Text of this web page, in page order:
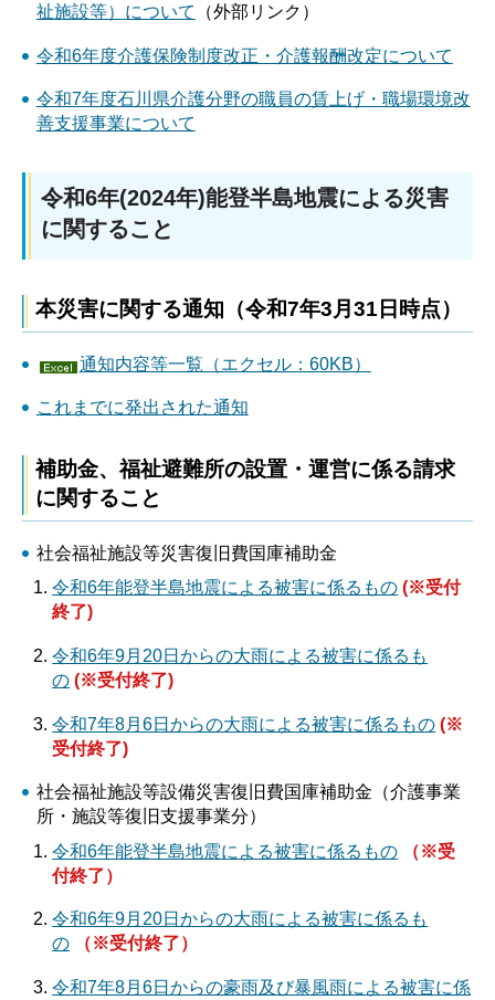
祉施設等）について
（外部リンク）
令和6年度介護保険制度改正・介護報酬改定について
令和7年度石川県介護分野の職員の賃上げ・職場環境改
善支援事業について
令和6年(2024年)能登半島地震による災害
に関すること
本災害に関する通知（令和7年3月31日時点）
通知内容等一覧（エクセル：60KB）
これまでに発出された通知
補助金、福祉避難所の設置・運営に係る請求
に関すること
社会福祉施設等災害復旧費国庫補助金
令和6年能登半島地震による被害に係るもの (※受付
終了)
令和6年9月20日からの大雨による被害に係るも
の (※受付終了)
令和7年8月6日からの大雨による被害に係るもの (※
受付終了)
社会福祉施設等設備災害復旧費国庫補助金（介護事業
所・施設等復旧支援事業分）
令和6年能登半島地震による被害に係るもの （※受
付終了）
令和6年9月20日からの大雨による被害に係るも
の （※受付終了）
令和7年8月6日からの豪雨及び暴風雨による被害に係